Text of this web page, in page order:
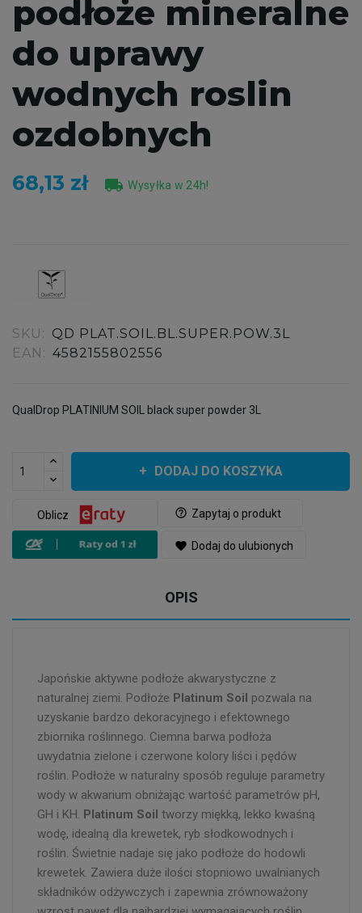
podłoże mineralne
do uprawy
wodnych roslin
ozdobnych
68,13 zł local_shipping Wysyłka w 24h!
SKU: QD PLAT.SOIL.BL.SUPER.POW.3L
EAN: 4582155802556
QualDrop PLATINIUM SOIL black super powder 3L
DODAJ DO KOSZYKA
help_outline Zapytaj o produkt
Oblicz
favorite Dodaj do ulubionych
OPIS
Japońskie aktywne podłoże akwarystyczne z
naturalnej ziemi. Podłoże Platinum Soil pozwala na
uzyskanie bardzo dekoracyjnego i efektownego
zbiornika roślinnego. Ciemna barwa podłoża
uwydatnia zielone i czerwone kolory liści i pędów
roślin. Podłoże w naturalny sposób reguluje parametry
wody w akwarium obniżając wartość parametrów pH,
GH i KH. Platinum Soil tworzy miękką, lekko kwaśną
wodę, idealną dla krewetek, ryb słodkowodnych i
roślin. Świetnie nadaje się jako podłoże do hodowli
krewetek. Zawiera duże ilości stopniowo uwalnianych
składników odżywczych i zapewnia zrównoważony